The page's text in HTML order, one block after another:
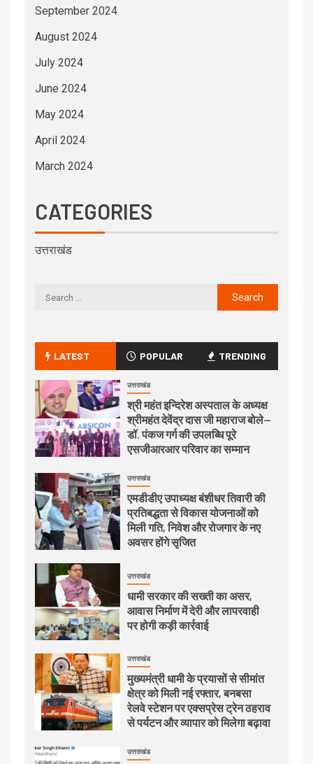
September 2024
August 2024
July 2024
June 2024
May 2024
April 2024
March 2024
CATEGORIES
उत्तराखंड
LATEST POPULAR TRENDING
उत्तराखंड
श्री महंत इन्दिरेश अस्पताल के अध्यक्ष
श्रीमहंत देवेंद्र दास जी महाराज बोले—
डॉ. पंकज गर्ग की उपलब्धि पूरे
एसजीआरआर परिवार का सम्मान
उत्तराखंड
एमडीडीए उपाध्यक्ष बंशीधर तिवारी की
प्रतिबद्धता से विकास योजनाओं को
मिली गति, निवेश और रोजगार के नए
अवसर होंगे सृजित
उत्तराखंड
धामी सरकार की सख्ती का असर,
आवास निर्माण में देरी और लापरवाही
पर होगी कड़ी कार्रवाई
उत्तराखंड
मुख्यमंत्री धामी के प्रयासों से सीमांत
क्षेत्र को मिली नई रफ्तार, बनबसा
रेलवे स्टेशन पर एक्सप्रेस ट्रेन ठहराव
से पर्यटन और व्यापार को मिलेगा बढ़ावा
उत्तराखंड